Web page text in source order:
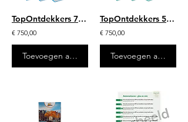
TopOntdekkers 7/8 - mappenset
€ 750,00
Toevoegen aan winkelwagen
TopOntdekkers 5/6 - mappenset
€ 750,00
Toevoegen aan